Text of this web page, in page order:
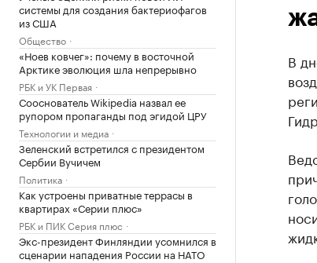
системы для создания бактериофагов
из США
Общество
«Ноев ковчег»: почему в восточной
Арктике эволюция шла непрерывно
РБК и УК Первая
Сооснователь Wikipedia назвал ее
рупором пропаганды под эгидой ЦРУ
Технологии и медиа
Зеленский встретился с президентом
Сербии Вучичем
Политика
Как устроены приватные террасы в
квартирах «Серии плюс»
РБК и ПИК Серия плюс
Экс-президент Финляндии усомнился в
сценарии нападения России на НАТО
В